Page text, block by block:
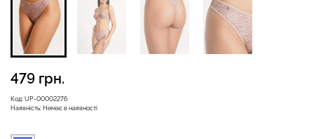
Код: UP-00002276
Наявність: Немає в наявності
479 грн.
Велосипедки з високою
талією TRACKS 01